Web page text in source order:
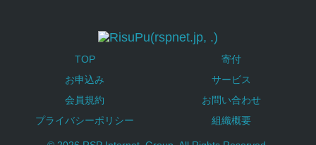
TOP
寄付
お申込み
サービス
会員規約
お問い合わせ
プライバシーポリシー
組織概要